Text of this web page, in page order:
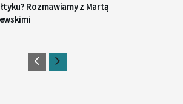
Rozmawiamy z Martą